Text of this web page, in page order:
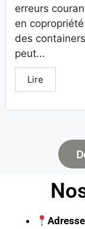
erreurs
en
des
peut...
Lire
Adresse